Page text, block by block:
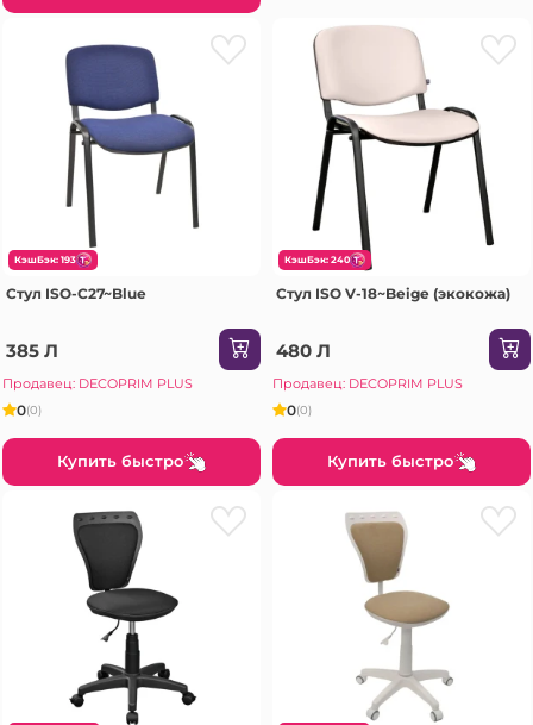
КэшБэк: 193
Стул ISO-C27~Blue
385 Л
Продавец: DECOPRIM PLUS
0(0)
Купить быстро
КэшБэк: 240
Стул ISO V-18~Beige (экокожа)
480 Л
Продавец: DECOPRIM PLUS
0(0)
Купить быстро